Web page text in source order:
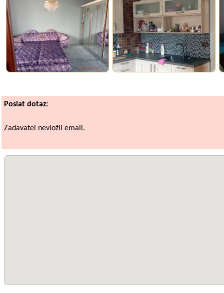
Poslat dotaz:
Zadavatel nevložil email.